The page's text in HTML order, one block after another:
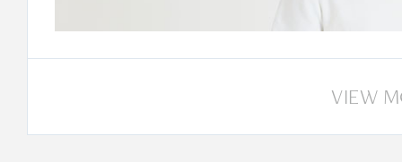
VIEW